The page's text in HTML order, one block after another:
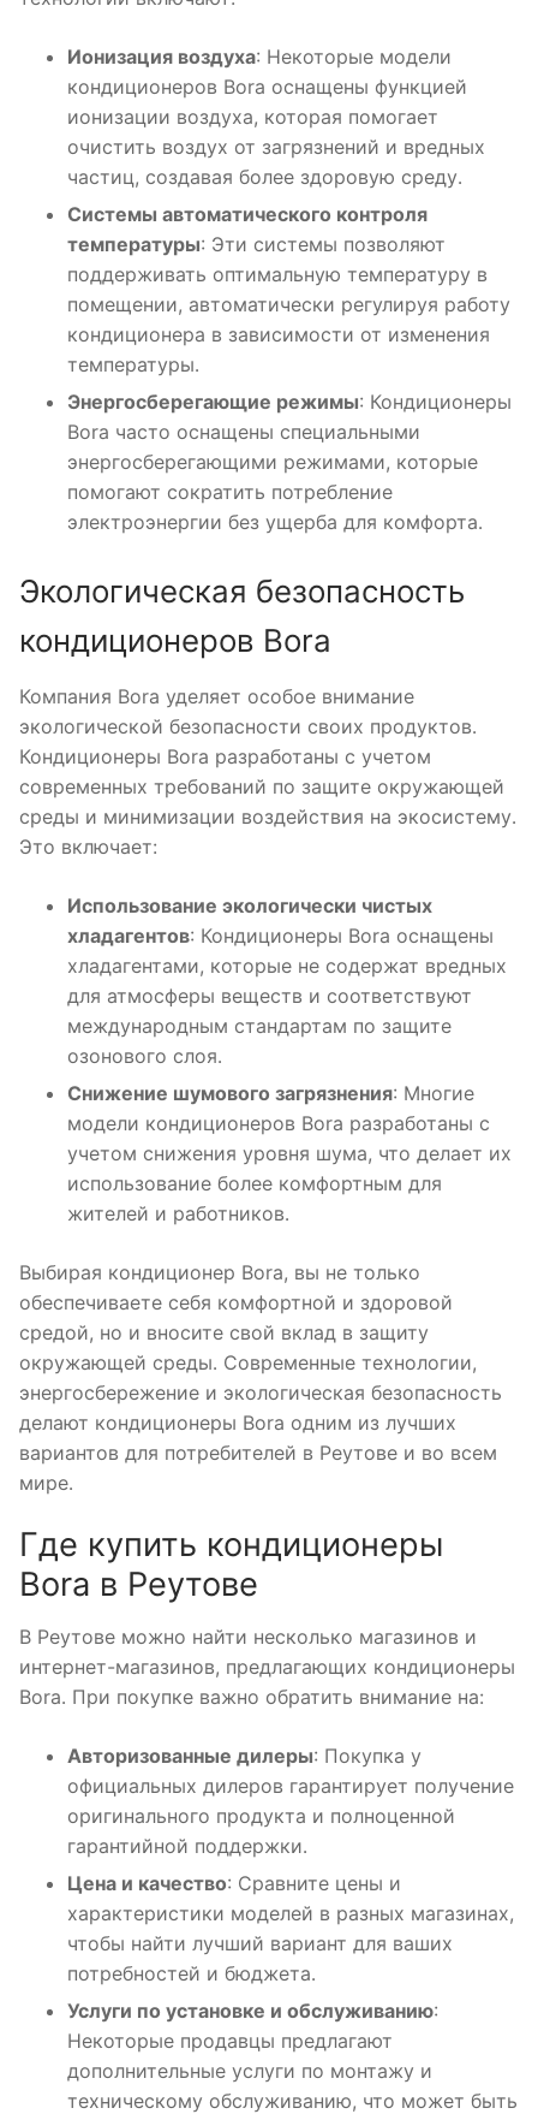
Ионизация воздуха: Некоторые модели
кондиционеров Bora оснащены функцией
ионизации воздуха, которая помогает
очистить воздух от загрязнений и вредных
частиц, создавая более здоровую среду․
Системы автоматического контроля
температуры: Эти системы позволяют
поддерживать оптимальную температуру в
помещении, автоматически регулируя работу
кондиционера в зависимости от изменения
температуры․
Энергосберегающие режимы: Кондиционеры
Bora часто оснащены специальными
энергосберегающими режимами, которые
помогают сократить потребление
электроэнергии без ущерба для комфорта․
Экологическая безопасность
кондиционеров Bora
Компания Bora уделяет особое внимание
экологической безопасности своих продуктов․
Кондиционеры Bora разработаны с учетом
современных требований по защите окружающей
среды и минимизации воздействия на экосистему․
Это включает:
Использование экологически чистых
хладагентов: Кондиционеры Bora оснащены
хладагентами, которые не содержат вредных
для атмосферы веществ и соответствуют
международным стандартам по защите
озонового слоя․
Снижение шумового загрязнения: Многие
модели кондиционеров Bora разработаны с
учетом снижения уровня шума, что делает их
использование более комфортным для
жителей и работников․
Выбирая кондиционер Bora, вы не только
обеспечиваете себя комфортной и здоровой
средой, но и вносите свой вклад в защиту
окружающей среды․ Современные технологии,
энергосбережение и экологическая безопасность
делают кондиционеры Bora одним из лучших
вариантов для потребителей в Реутове и во всем
мире․
Где купить кондиционеры
Bora в Реутове
В Реутове можно найти несколько магазинов и
интернет-магазинов, предлагающих кондиционеры
Bora․ При покупке важно обратить внимание на:
Авторизованные дилеры: Покупка у
официальных дилеров гарантирует получение
оригинального продукта и полноценной
гарантийной поддержки․
Цена и качество: Сравните цены и
характеристики моделей в разных магазинах,
чтобы найти лучший вариант для ваших
потребностей и бюджета․
Услуги по установке и обслуживанию:
Некоторые продавцы предлагают
дополнительные услуги по монтажу и
техническому обслуживанию, что может быть